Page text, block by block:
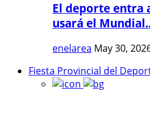
El deporte entra
usará el
enelarea May 30,
Fiesta Provincial del